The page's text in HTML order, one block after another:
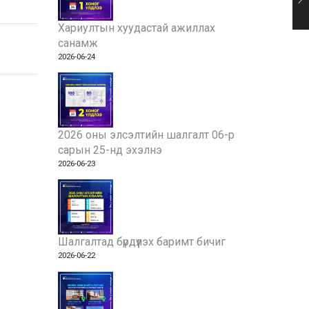
Хариултын хуудастай ажиллах
санамж
2026-06-24
2026 оны элсэлтийн шалгалт 06-р
сарын 25-нд эхэлнэ
2026-06-23
Шалгалтад бүрдүүлэх баримт бичиг
2026-06-22